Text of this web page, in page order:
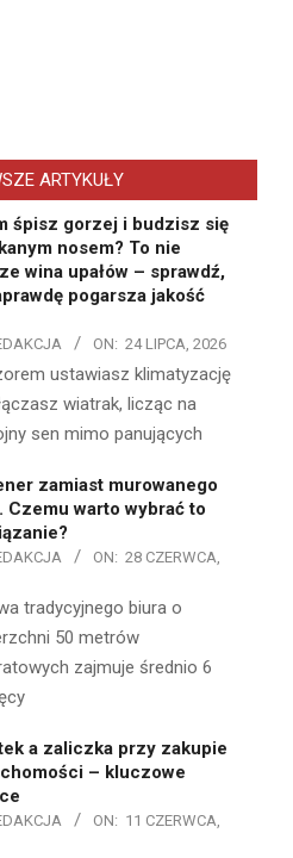
ARTYKUŁY
śpisz gorzej i budzisz się
nosem? To nie
wina upałów – sprawdź,
pogarsza jakość
ON: 24 LIPCA, 2026
ustawiasz klimatyzację
wiatrak, licząc na
sen mimo panujących
zamiast murowanego
Czemu warto wybrać to
ON: 28 CZERWCA,
tradycyjnego biura o
50 metrów
zajmuje średnio 6
a zaliczka przy zakupie
– kluczowe
ON: 11 CZERWCA,